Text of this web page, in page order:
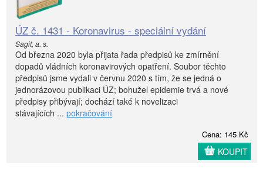
ÚZ č. 1431 - Koronavirus - speciální vydání
Sagit, a. s.
Od března 2020 byla přijata řada předpisů ke zmírnění
dopadů vládních koronavirových opatření. Soubor těchto
předpisů jsme vydali v červnu 2020 s tím, že se jedná o
jednorázovou publikaci ÚZ; bohužel epidemie trvá a nové
předpisy přibývají; dochází také k novelizaci
stávajících ... pokračování
Cena: 145 Kč
KOUPIT